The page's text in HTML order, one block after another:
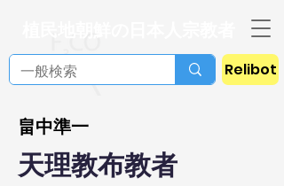
Relibot
畠中準一
天理教布教者